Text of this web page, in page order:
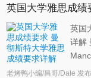
铁，
英国大学雅思成
英国
详解
为世
老烤鸭小编/昌哥/Dale 发